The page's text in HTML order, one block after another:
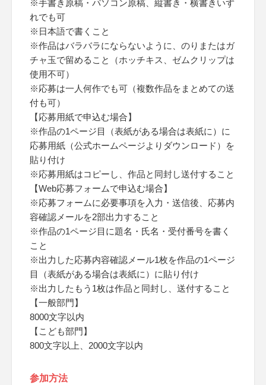
※手書き原稿・パソコン原稿、縦書き・横書きいず
れでも可
※日本語で書くこと
※作品はバラバラにならないように、のりまたはガ
チャ玉で留めること（ホッチキス、ゼムクリップは
使用不可）
※応募は一人何作でも可（複数作品をまとめての送
付も可）
【応募用紙で申込む場合】
※作品の1ページ目（表紙がある場合は表紙に）に
応募用紙（公式ホームページよりダウンロード）を
貼り付け
※応募用紙はコピーし、作品と同封し送付すること
【Web応募フォームで申込む場合】
※応募フォームに必要事項を入力・送信後、応募内
容確認メールを2部出力すること
※作品の1ページ目に題名・氏名・受付番号を書く
こと
※出力した応募内容確認メール1枚を作品の1ページ
目（表紙がある場合は表紙に）に貼り付け
※出力したもう1枚は作品と同封し、送付すること
【一般部門】
8000文字以内
【こども部門】
800文字以上、2000文字以内
参加方法